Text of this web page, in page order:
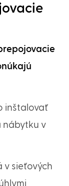
inštalovať
nábytku v
v sieťových